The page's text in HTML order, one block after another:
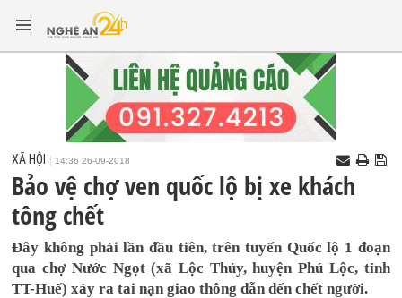
XÃ HỘI 14:36 26-09-2018
Bảo vệ chợ ven quốc lộ bị xe khách
tông chết
Đây không phải lần đầu tiên, trên tuyến Quốc lộ 1 đoạn
qua chợ Nước Ngọt (xã Lộc Thủy, huyện Phú Lộc, tỉnh
TT-Huế) xảy ra tai nạn giao thông dẫn đến chết người.